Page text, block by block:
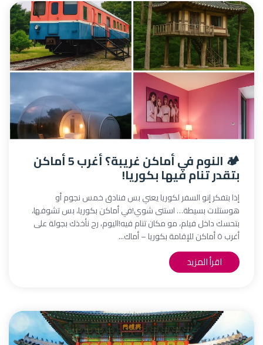
🏕️ النوم في أماكن غريبة؟ أغرب 5 أماكن
بتقدر تنام فيها بكوريا!
إذا بتفكر إنو السفر لكوريا يعني بس فنادق خمس نجوم أو
هوستلات بسيطة… استنى شوي!في أماكن بكوريا، بس تشوفها،
بتحسك داخل فيلم، مو مكان تنام فيه!اليوم، رح نأخذك بجولة على
أغرب ٥ أماكن للإقامة بكوريا – أماك...
اقرأ المزيد